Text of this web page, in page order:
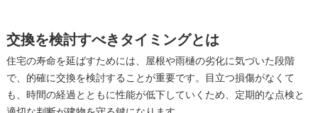
交換を検討すべきタイミングとは
住宅の寿命を延ばすためには、屋根や雨樋の劣化に気づいた段階
で、的確に交換を検討することが重要です。目立つ損傷がなくて
も、時間の経過とともに性能が低下していくため、定期的な点検と